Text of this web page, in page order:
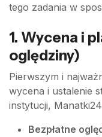
tego zadania w
1. Wycena i
oględziny)
Pierwszym i
wycena i ustalenie
instytucji,
Bezpłatne